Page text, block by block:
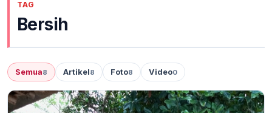
TAG
Bersih
Semua8 Artikel8 Foto8 Video0